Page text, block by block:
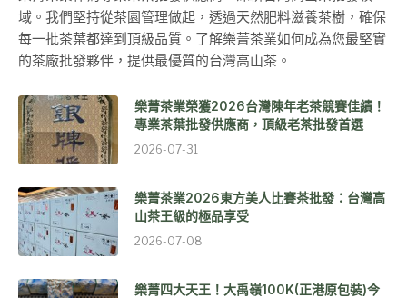
域。我們堅持從茶園管理做起，透過天然肥料滋養茶樹，確保
每一批茶葉都達到頂級品質。了解樂菁茶業如何成為您最堅實
的茶廠批發夥伴，提供最優質的台灣高山茶。
樂菁茶業榮獲2026台灣陳年老茶競賽佳績！
專業茶葉批發供應商，頂級老茶批發首選
2026-07-31
樂菁茶業2026東方美人比賽茶批發：台灣高
山茶王級的極品享受
2026-07-08
樂菁四大天王！大禹嶺100K(正港原包裝)今